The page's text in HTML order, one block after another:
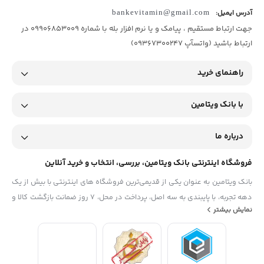
آدرس ایمیل: bankevitamin@gmail.com
جهت ارتباط مستقیم ، پیامک و یا نرم افزار بله با شماره 09906853009 در
ارتباط باشید (واتسآپ 09367300247)
راهنمای خرید
با بانک ویتامین
درباره ما
فروشگاه اینترنتی بانک ویتامین، بررسی، انتخاب و خرید آنلاین
بانک ویتامین به عنوان یکی از قدیمی‌ترین فروشگاه های اینترنتی با بیش از یک
دهه تجربه، با پایبندی به سه اصل، پرداخت در محل، ۷ روز ضمانت بازگشت کالا و
تضمین اصل‌بودن کالا موفق شده تا همگام با فروشگاه‌های معتبر جهان، به
بزرگ‌ترین فروشگاه اینترنتی ایران تبدیل شود. به محض ورود به سایت
دیجی‌کالا با دنیایی از کالا رو به رو می‌شوید! هر آنچه که نیاز دارید و به ذهن
شما خطور می‌کند در اینجا پیدا خواهید کرد.
نمایش بیشتر